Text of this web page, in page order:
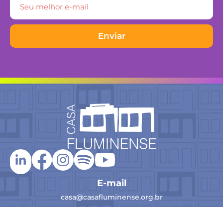
Enviar
E-mail
casa@casafluminense.org.br